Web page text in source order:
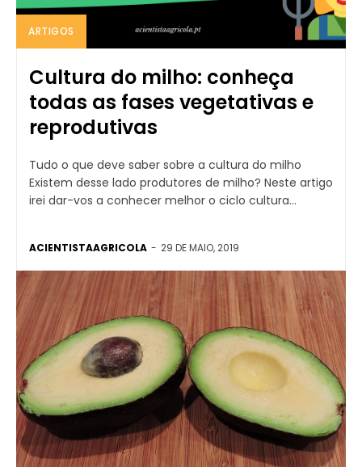
ARTIGOS
Cultura do milho: conheça
todas as fases vegetativas e
reprodutivas
Tudo o que deve saber sobre a cultura do milho
Existem desse lado produtores de milho? Neste artigo
irei dar-vos a conhecer melhor o ciclo cultura...
ACIENTISTAAGRICOLA - 29 DE MAIO, 2019